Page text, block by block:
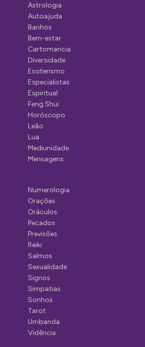
Astrologia
Autoajuda
Banhos
Bem-estar
Cartomancia
Diversidade
Esoterismo
Especialistas
Espiritual
Feng Shui
Horóscopo
Leão
Lua
Mediunidade
Mensagens
Numerologia
Orações
Oráculos
Pecados
Previsões
Reiki
Salmos
Sexualidade
Signos
Simpatias
Sonhos
Tarot
Umbanda
Vidência